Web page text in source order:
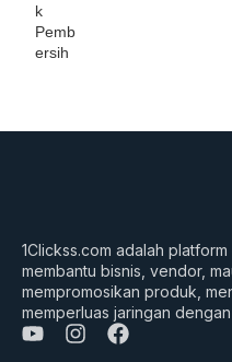
k
Pemb
ersih
1Clickss.com adalah
membantu bisnis, vendor,
mempromosikan produk,
memperluas jaringan
Y
I
F